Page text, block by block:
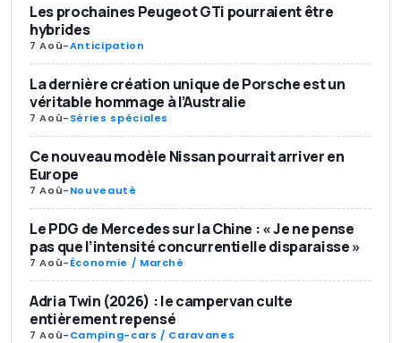
Les prochaines Peugeot GTi pourraient être
hybrides
7 Aoû-Anticipation
La dernière création unique de Porsche est un
véritable hommage à l’Australie
7 Aoû-Séries spéciales
Ce nouveau modèle Nissan pourrait arriver en
Europe
7 Aoû-Nouveauté
Le PDG de Mercedes sur la Chine : « Je ne pense
pas que l’intensité concurrentielle disparaisse »
7 Aoû-Économie / Marché
Adria Twin (2026) : le campervan culte
entièrement repensé
7 Aoû-Camping-cars / Caravanes